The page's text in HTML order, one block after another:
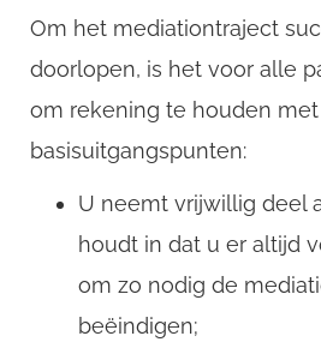
Om het mediationtraject
doorlopen, is het voor alle
om rekening te houden
basisuitgangspunten:
U neemt vrijwillig deel
houdt in dat u er altijd
om zo nodig de
beëindigen;
CompanyName